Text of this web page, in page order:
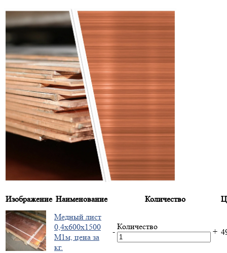
Изображение Наименование Количество
Медный лист
0,4х600х1500
М1м, цена за
кг.
-
Количество
+